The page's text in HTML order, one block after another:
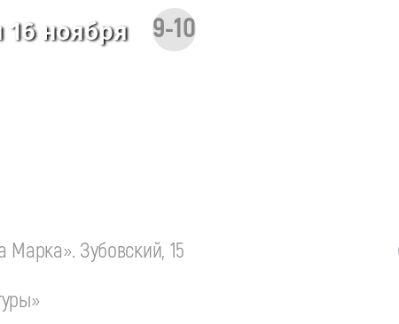
16 ноября 9-10
Марка». Зубовский, 15